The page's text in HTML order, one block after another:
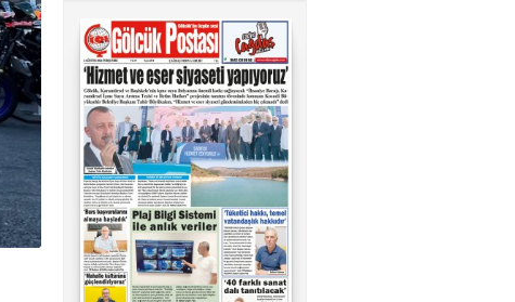
02624132333
haber@golcukpostasi.com